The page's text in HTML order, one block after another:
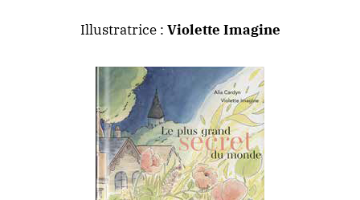
Illustratrice : Violette Imagine